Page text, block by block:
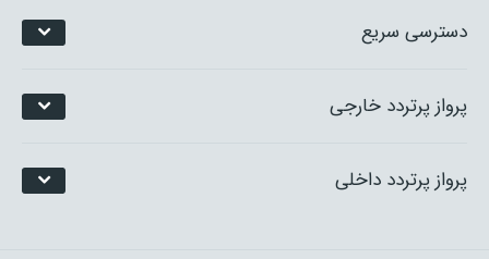
پرواز پرتردد داخلی
پرواز پرتردد خارجی
دسترسی سریع